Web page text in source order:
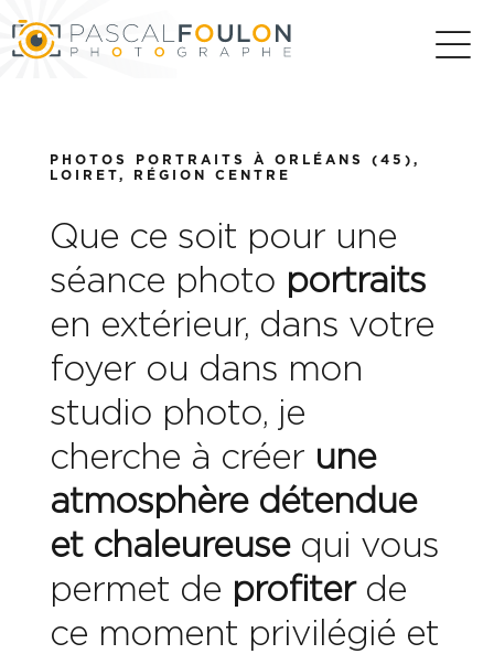
au
PHOTOS PORTRAITS À ORLÉANS (45),
LOIRET, RÉGION CENTRE
Que ce soit pour une
séance photo portraits
en extérieur, dans votre
foyer ou dans mon
studio photo, je
cherche à créer une
atmosphère détendue
et chaleureusequi vous
permet de profiter de
ce moment privilégié et